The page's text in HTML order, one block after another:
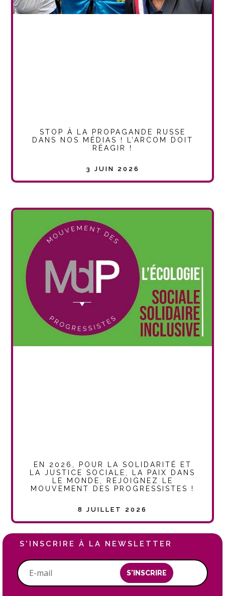
STOP À LA PROPAGANDE RUSSE
DANS NOS MÉDIAS ! L’ARCOM DOIT
RÉAGIR !
3 JUIN 2026
EN 2026, POUR LA SOLIDARITÉ ET
LA JUSTICE SOCIALE, LA PAIX DANS
LE MONDE, REJOIGNEZ LE
MOUVEMENT DES PROGRESSISTES !
8 JUILLET 2026
S'INSCRIRE À LA NEWSLETTER
S'INSCRIRE